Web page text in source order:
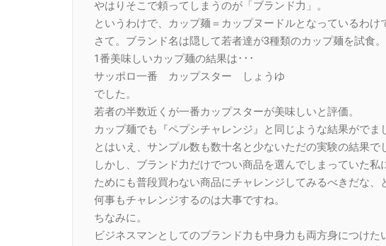
やはりそこで頼ってしまうのが「ブランド力」。
というわけで、カップ麺＝カップヌードルとなっているわけ
さて。ブランド名は隠して若者達が3種類のカップ麺を試食。
1番美味しいカップ麺の結果は･･･
サッポロ一番 カップスター しょうゆ
でした。
若者の半数近くが一番カップスターが美味しいと評価。
カップ麺でも『ペプシチャレンジ』と同じような結果がでま
とはいえ、サンプル数も数十名と少ないただの実験の結果で
しかし、ブランド力だけでつい商品を選んでしまっていた
ためにも普段買わない商品にチャレンジしてみるべきだな、
何事もチャレンジするのは大事ですね。
ちなみに。
ビジネスマンとしてのブランド力も中身力も両方身につけた